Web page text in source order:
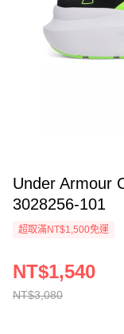
Under Armour
3028256-101
超取滿NT$1,500免運
NT$3,080
NT$1,540